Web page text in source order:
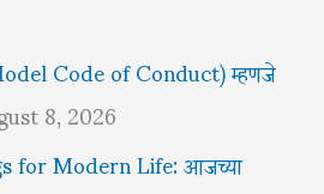
Code of Conduct) म्हणजे
8, 2026
for Modern Life: आजच्या